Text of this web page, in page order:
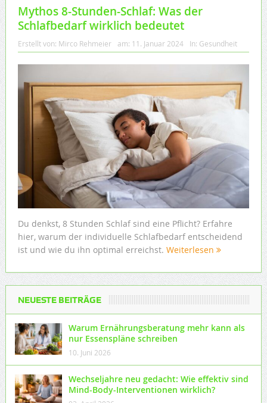
Mythos 8-Stunden-Schlaf: Was der
Schlafbedarf wirklich bedeutet
Erstellt von: Mirco Rehmeier am: 11. Januar 2024 In: Gesundheit
Du denkst, 8 Stunden Schlaf sind eine Pflicht? Erfahre
hier, warum der individuelle Schlafbedarf entscheidend
ist und wie du ihn optimal erreichst. Weiterlesen
NEUESTE BEITRÄGE
Warum Ernährungsberatung mehr kann als
nur Essenspläne schreiben
10. Juni 2026
Wechseljahre neu gedacht: Wie effektiv sind
Mind-Body-Interventionen wirklich?